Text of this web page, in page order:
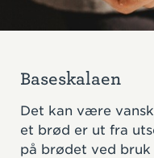
Baseskalaen
Det kan være
et brød er ut fra
på brødet ved bruk